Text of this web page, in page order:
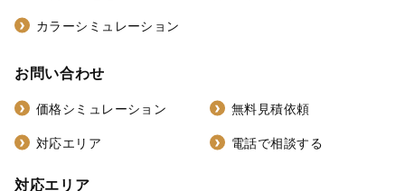
カラーシミュレーション
お問い合わせ
価格シミュレーション 無料見積依頼
対応エリア 電話で相談する
対応エリア